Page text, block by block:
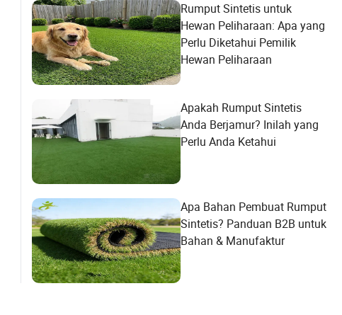
Rumput Sintetis untuk
Hewan Peliharaan: Apa yang
Perlu Diketahui Pemilik
Hewan Peliharaan
Apakah Rumput Sintetis
Anda Berjamur? Inilah yang
Perlu Anda Ketahui
Apa Bahan Pembuat Rumput
Sintetis? Panduan B2B untuk
Bahan & Manufaktur